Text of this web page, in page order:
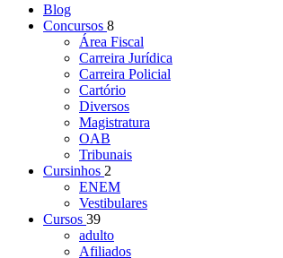
Blog
Concursos 8
Área Fiscal
Carreira Jurídica
Carreira Policial
Cartório
Diversos
Magistratura
OAB
Tribunais
Cursinhos 2
ENEM
Vestibulares
Cursos 39
adulto
Afiliados